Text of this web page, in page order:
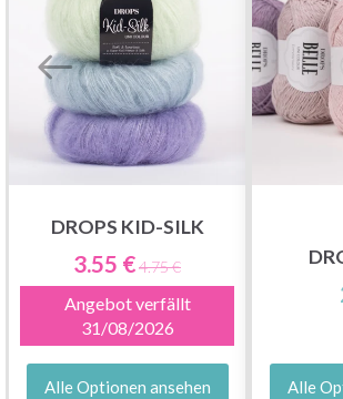
DROPS KID-SILK
3.55 €4.75 €
Angebot verfällt
31/08/2026
Alle Optionen ansehen Alle